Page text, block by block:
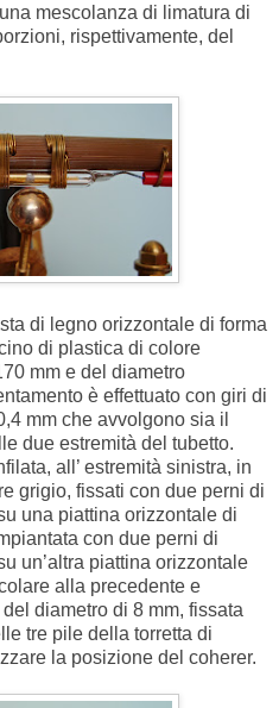
mescolanza di limatura di
rispettivamente, del
di legno orizzontale di forma
di plastica di colore
mm e del diametro
è effettuato con giri di
mm che avvolgono sia il
due estremità del tubetto.
all’ estremità sinistra, in
grigio, fissati con due perni di
una piattina orizzontale di
con due perni di
un’altra piattina orizzontale
alla precedente e
diametro di 8 mm, fissata
tre pile della torretta di
la posizione del coherer.